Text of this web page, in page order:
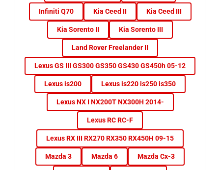
Infiniti Q70 Kia Ceed II Kia Ceed III
Kia Sorento II Kia Sorento III
Land Rover Freelander II
Lexus GS III GS300 GS350 GS430 GS450h 05-12
Lexus is200 Lexus is220 is250 is350
Lexus NX I NX200T NX300H 2014-
Lexus RC RC-F
Lexus RX III RX270 RX350 RX450H 09-15
Mazda 3 Mazda 6 Mazda Cx-3